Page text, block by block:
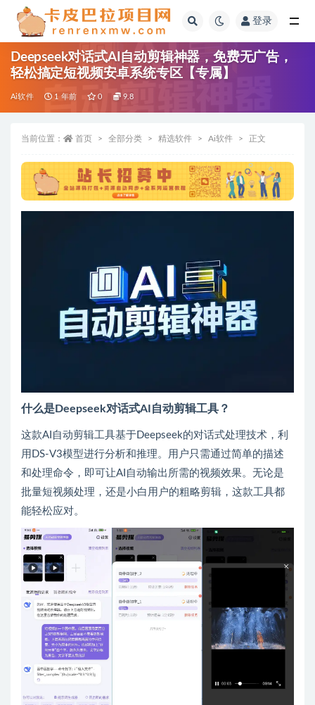
登录
Deepseek对话式AI自动剪辑神器，免费无广告，
轻松搞定短视频安卓系统专区【专属】
Ai软件 1 年前 0 9.8
当前位置： 首页 全部分类 精选软件 Ai软件 正文
什么是Deepseek对话式AI自动剪辑工具？
这款AI自动剪辑工具基于Deepseek的对话式处理技术，利
用DS-V3模型进行分析和推理。用户只需通过简单的描述
和处理命令，即可让AI自动输出所需的视频效果。无论是
批量短视频处理，还是小白用户的粗略剪辑，这款工具都
能轻松应对。
全部